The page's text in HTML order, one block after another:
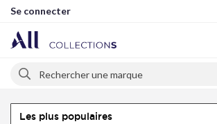
Se connecter
Rechercher
Les plus populaires